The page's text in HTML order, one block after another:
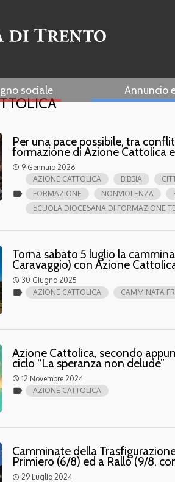
sociale Annuncio
Per una pace possibile, tra
formazione di Azione Cattolica
access_time 9 Gennaio 2026
label
AZIONE CATTOLICA BIBBIA
FORMAZIONE
NONVIOLENZA
SCUOLA DIOCESANA DI FORMAZIONE
Torna sabato 5 luglio la
Caravaggio) con Azione
access_time 30 Giugno 2025
label AZIONE CATTOLICA CAMMINATA
Azione Cattolica, secondo
ciclo “La speranza non delude”
access_time 12 Novembre 2024
label AZIONE CATTOLICA
Camminate della
Primiero (6/8) ed a Rallo (9/8,
access_time 29 Luglio 2024